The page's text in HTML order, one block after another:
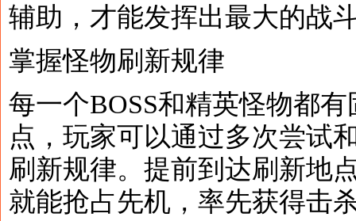
辅助，才能发挥出最大的战
掌握怪物刷新规律
每一个BOSS和精英怪物都
点，玩家可以通过多次尝试
刷新规律。提前到达刷新地
就能抢占先机，率先获得击